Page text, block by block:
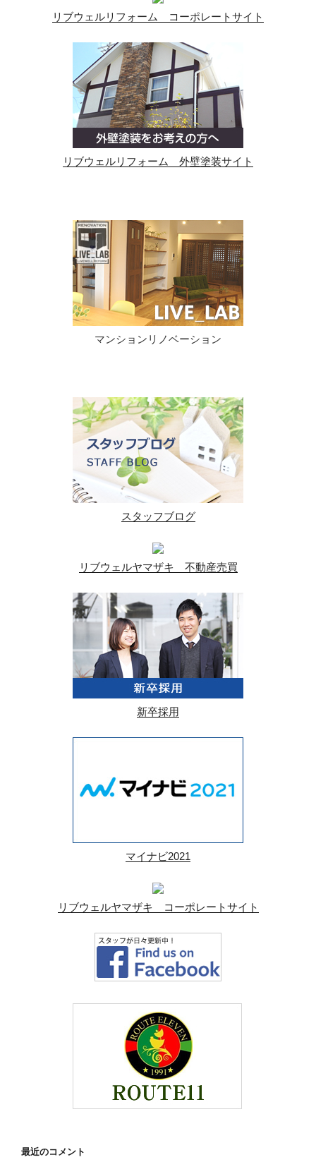
リブウェルリフォーム コーポレートサイト
リブウェルリフォーム 外壁塗装サイト
マンションリノベーション
スタッフブログ
リブウェルヤマザキ 不動産売買
新卒採用
マイナビ2021
リブウェルヤマザキ コーポレートサイト
最近のコメント